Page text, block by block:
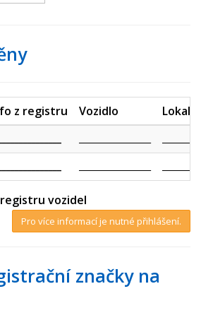
z registru Vozidlo
vozidel
Pro více informací je nutné přihlášení.
značky na